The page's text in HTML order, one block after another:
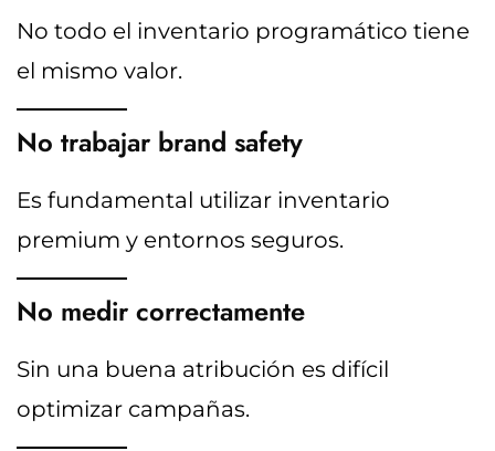
No todo el inventario programático tiene
el mismo valor.
No trabajar brand safety
Es fundamental utilizar inventario
premium y entornos seguros.
No medir correctamente
Sin una buena atribución es difícil
optimizar campañas.